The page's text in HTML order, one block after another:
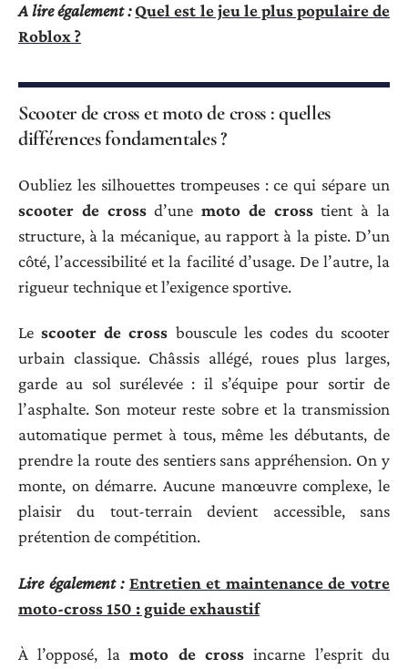
A lire également :Quel est le jeu le plus populaire de
Roblox ?
Scooter de cross et moto de cross : quelles
différences fondamentales ?
Oubliez les silhouettes trompeuses : ce qui sépare un
scooter de crossd’unemoto de crosstient à la
structure, à la mécanique, au rapport à la piste. D’un
côté, l’accessibilité et la facilité d’usage. De l’autre, la
rigueur technique et l’exigence sportive.
Lescooter de cross bouscule les codes du scooter
urbain classique. Châssis allégé, roues plus larges,
garde au sol surélevée : il s’équipe pour sortir de
l’asphalte. Son moteur reste sobre et la transmission
automatique permet à tous, même les débutants, de
prendre la route des sentiers sans appréhension. On y
monte, on démarre. Aucune manœuvre complexe, le
plaisir du tout-terrain devient accessible, sans
prétention de compétition.
Lire également : Entretien et maintenance de votre
moto-cross 150 : guide exhaustif
À l’opposé, lamoto de crossincarne l’esprit du